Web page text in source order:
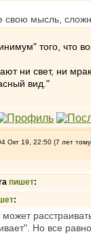
свою мысль,
того, что
ни свет, ни
вид."
Окт 19, 22:50 (7 лет
пишет:
:
может
Но все